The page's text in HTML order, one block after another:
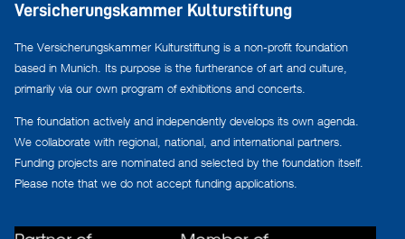
Versicherungskammer Kulturstiftung
The Versicherungskammer Kulturstiftung is a non-profit foundation
based in Munich. Its purpose is the furtherance of art and culture,
primarily via our own program of exhibitions and concerts.
The foundation actively and independently develops its own agenda.
We collaborate with regional, national, and international partners.
Funding projects are nominated and selected by the foundation itself.
Please note that we do not accept funding applications.